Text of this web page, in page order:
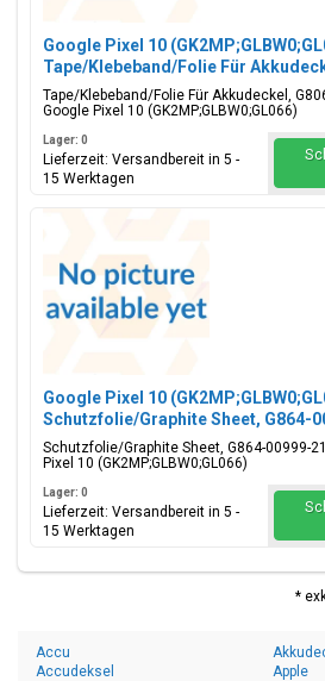
Google Pixel 10
Tape/Klebeband/Folie Für
Tape/Klebeband/Folie Für Akkudeckel,
Google Pixel 10 (GK2MP;GLBW0;GL066)
Lager: 0
Lieferzeit: Versandbereit in 5 -
15 Werktagen
Google Pixel 10
Schutzfolie/Graphite Sheet, G864-
Schutzfolie/Graphite Sheet, G864-00999-
Pixel 10 (GK2MP;GLBW0;GL066)
Lager: 0
Lieferzeit: Versandbereit in 5 -
15 Werktagen
*
Accu
Accudeksel
Apple